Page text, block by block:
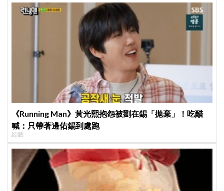
《Running Man》黃光熙抱怨被劉在錫「拋棄」！吃醋
喊：只帶著邊佑錫到處跑
綜藝